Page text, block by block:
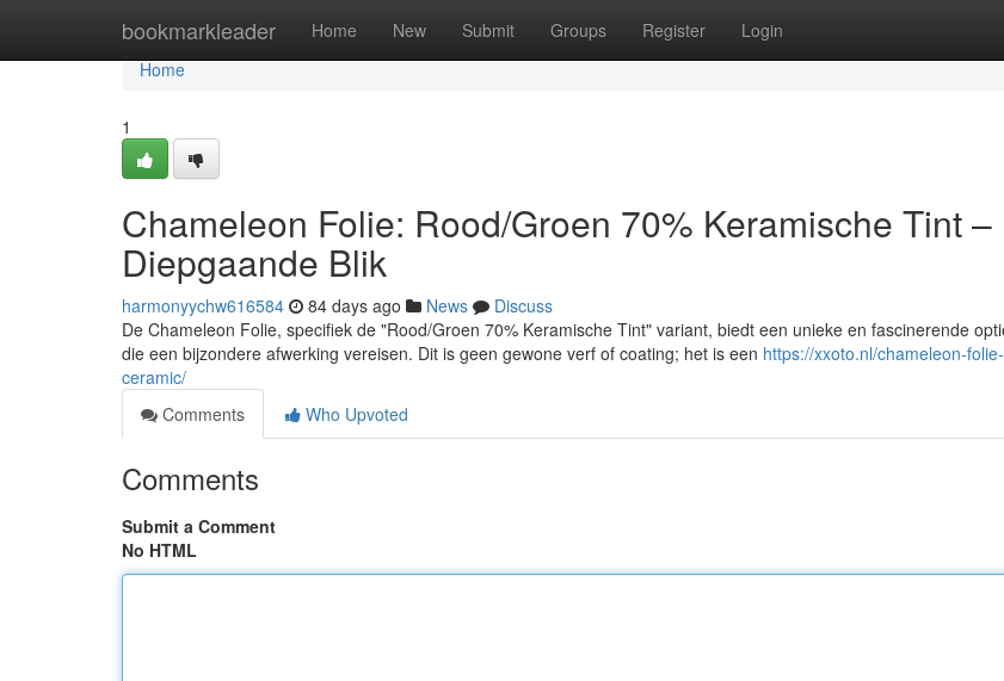
bookmarkleader Home New Submit Groups Register Login
Home
Home
1
Chameleon Folie: Rood/Groen 70% Keramische Tint –
Diepgaande Blik
harmonyychw616584 84 days ago News
Discuss
De Chameleon Folie, specifiek de "Rood/Groen 70% Keramische Tint" variant, biedt een unieke en fascinerende
die een bijzondere afwerking vereisen. Dit is geen gewone verf of coating; het is een https://xxoto.nl/chameleon-
ceramic/
Comments
Who Upvoted
Comments
Submit a Comment
No HTML